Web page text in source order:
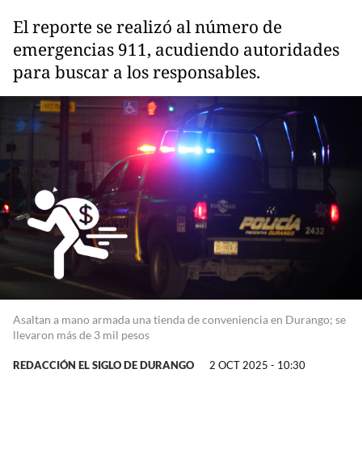
El reporte se realizó al número de
emergencias 911, acudiendo autoridades
para buscar a los responsables.
Asaltan a mano armada una tienda de conveniencia en Durango; se
llevaron más de 3 mil pesos
REDACCIÓN EL SIGLO DE DURANGO 2 OCT 2025 - 10:30